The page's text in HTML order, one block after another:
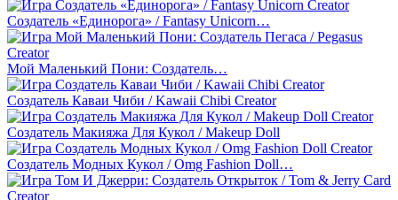
Создатель «Единорога» / Fantasy Unicorn…
Мой Маленький Пони: Создатель…
Создатель Каваи Чиби / Kawaii Chibi Creator
Создатель Макияжа Для Кукол / Makeup Doll
Создатель Модных Кукол / Omg Fashion Doll…